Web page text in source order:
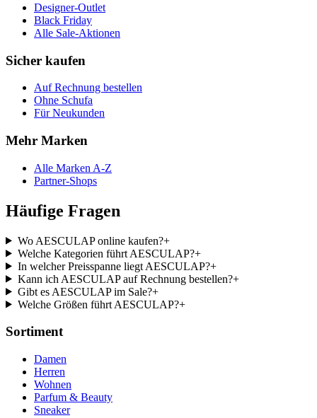
Designer-Outlet
Black Friday
Alle Sale-Aktionen
Sicher kaufen
Auf Rechnung bestellen
Ohne Schufa
Für Neukunden
Mehr Marken
Alle Marken A-Z
Partner-Shops
Häufige Fragen
Wo AESCULAP online kaufen?+
Welche Kategorien führt AESCULAP?+
In welcher Preisspanne liegt AESCULAP?+
Kann ich AESCULAP auf Rechnung bestellen?+
Gibt es AESCULAP im Sale?+
Welche Größen führt AESCULAP?+
Sortiment
Damen
Herren
Wohnen
Parfum & Beauty
Sneaker